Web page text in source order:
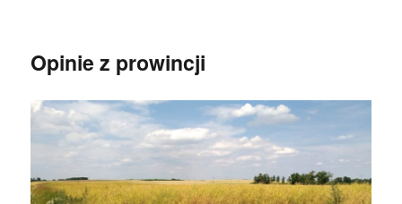
Opinie z prowincji